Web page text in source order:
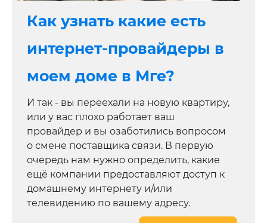
Как узнать какие есть
интернет-провайдеры в
моем доме в Мге?
И так - вы переехали на новую квартиру,
или у вас плохо работает ваш
провайдер и вы озаботились вопросом
о смене поставщика связи. В первую
очередь нам нужно определить, какие
ещё компании предоставляют доступ к
домашнему интернету и/или
телевидению по вашему адресу.